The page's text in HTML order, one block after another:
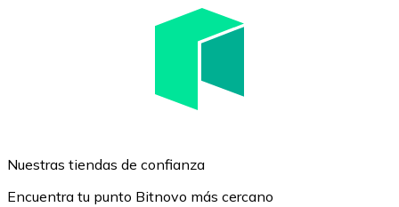
Nuestras tiendas de confianza
Encuentra tu punto Bitnovo más cercano